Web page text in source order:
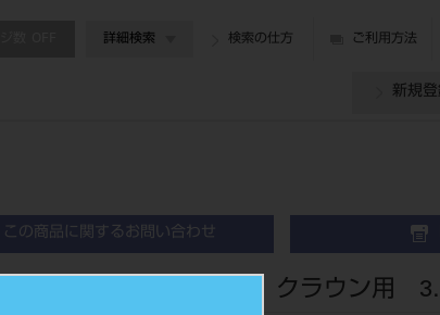
詳細検索 検索の仕方 ご利用方法
新規登
この商品に関するお問い合わせ
イージー焼成キャップ クラウン用 3